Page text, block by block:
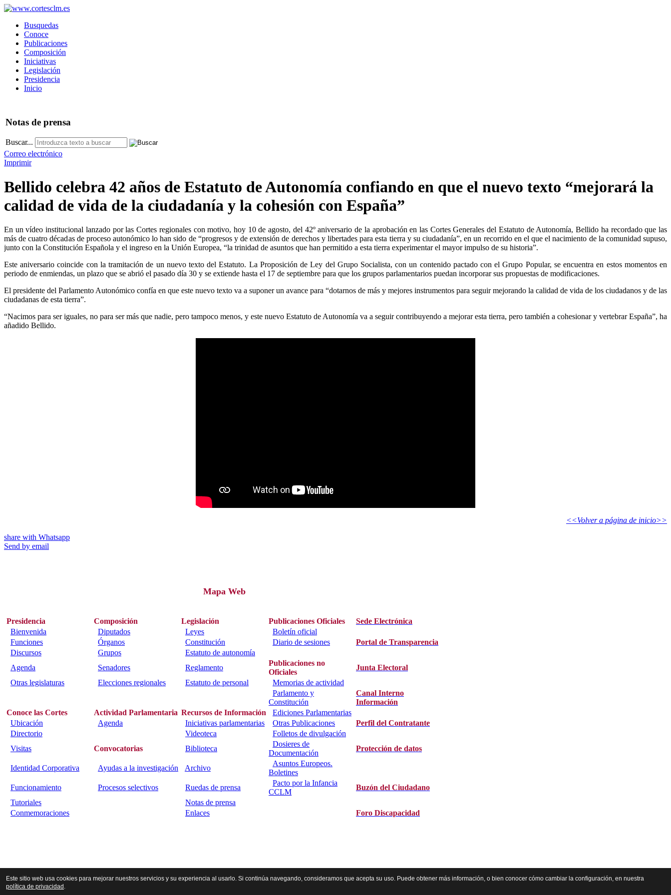
Busquedas
Conoce
Publicaciones
Composición
Iniciativas
Legislación
Presidencia
Inicio
Notas de prensa
Buscar...
Correo electrónico
Imprimir
Bellido celebra 42 años de Estatuto de Autonomía confiando en que el nuevo texto “mejorará la
calidad de vida de la ciudadanía y la cohesión con España”
En un vídeo institucional lanzado por las Cortes regionales con motivo, hoy 10 de agosto, del 42º aniversario de la aprobación en las Cortes Generales del Estatuto de Autonomía, Bellido ha recordado que las
más de cuatro décadas de proceso autonómico lo han sido de “progresos y de extensión de derechos y libertades para esta tierra y su ciudadanía”, en un recorrido en el que el nacimiento de la comunidad supuso,
junto con la Constitución Española y el ingreso en la Unión Europea, “la trinidad de asuntos que han permitido a esta tierra experimentar el mayor impulso de su historia”.
Este aniversario coincide con la tramitación de un nuevo texto del Estatuto. La Proposición de Ley del Grupo Socialista, con un contenido pactado con el Grupo Popular, se encuentra en estos momentos en
periodo de enmiendas, un plazo que se abrió el pasado día 30 y se extiende hasta el 17 de septiembre para que los grupos parlamentarios puedan incorporar sus propuestas de modificaciones.
El presidente del Parlamento Autonómico confía en que este nuevo texto va a suponer un avance para “dotarnos de más y mejores instrumentos para seguir mejorando la calidad de vida de los ciudadanos y de las
ciudadanas de esta tierra”.
“Nacimos para ser iguales, no para ser más que nadie, pero tampoco menos, y este nuevo Estatuto de Autonomía va a seguir contribuyendo a mejorar esta tierra, pero también a cohesionar y vertebrar España”, ha
añadido Bellido.
<<Volver a página de inicio>>
share with Whatsapp
Send by email
Mapa Web
Presidencia Composición Legislación Publicaciones Oficiales
Sede Electrónica
Bienvenida
Diputados Leyes
Boletín oficial
Funciones
Órganos Constitución Diario de sesiones
Portal de Transparencia
Discursos
Grupos
Estatuto de autonomía
Agenda
Senadores Reglamento
Publicaciones no
Oficiales
Junta Electoral
Otras legislaturas
Elecciones regionales Estatuto de personal
Memorias de actividad
Parlamento y
Constitución
Canal Interno
Información
Conoce las Cortes
Actividad Parlamentaria Recursos de Información
Ediciones Parlamentarias
Ubicación
Agenda Iniciativas parlamentarias Otras Publicaciones
Perfil del Contratante
Directorio
Videoteca
Folletos de divulgación
Visitas
Convocatorias Biblioteca
Dosieres de
Documentación
Protección de datos
Identidad Corporativa Ayudas a la investigación Archivo
Asuntos Europeos.
Boletines
Funcionamiento
Procesos selectivos Ruedas de prensa
Pacto por la Infancia
CCLM
Buzón del Ciudadano
Tutoriales
Notas de prensa
Conmemoraciones
Enlaces Foro Discapacidad
Webmaster.
Este sitio web usa cookies para mejorar nuestros servicios y su experiencia al usarlo. Si continúa navegando, consideramos que acepta su uso. Puede obtener más información, o bien conocer cómo cambiar la configuración, en nuestra
política de privacidad .